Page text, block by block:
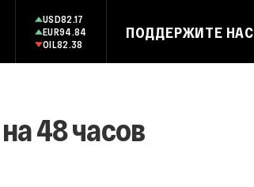
USD82.17
EUR94.84
OIL82.38
ПОДДЕРЖИТЕ НАС
48 часов